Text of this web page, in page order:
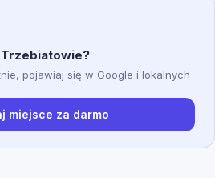
pojawiaj się w Google i lokalnych
miejsce za darmo